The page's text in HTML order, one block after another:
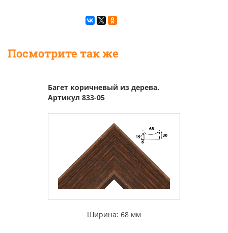
Посмотрите так же
Багет коричневый из дерева.
Артикул 833-05
Ширина: 68 мм